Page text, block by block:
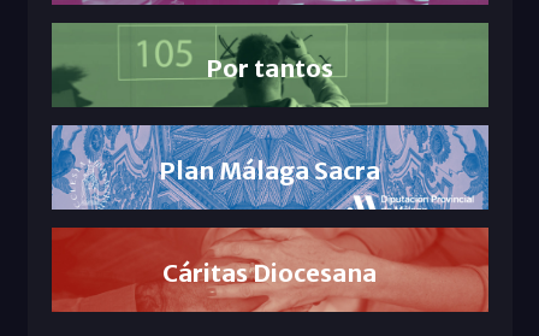
Por tantos
Plan Málaga Sacra
Cáritas Diocesana